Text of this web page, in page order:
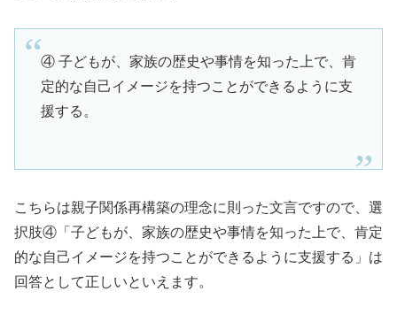
④ 子どもが、家族の歴史や事情を知った上で、肯
定的な自己イメージを持つことができるように支
援する。
こちらは親子関係再構築の理念に則った文言ですので、選
択肢④「子どもが、家族の歴史や事情を知った上で、肯定
的な自己イメージを持つことができるように支援する」は
回答として正しいといえます。